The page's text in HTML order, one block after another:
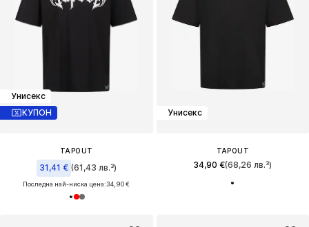
Унисекс
КУПОН
TAPOUT
31,41 € (61,43 лв.³)
Последна най-ниска цена:34,90 €
Унисекс
TAPOUT
34,90 €(68,26 лв.³)